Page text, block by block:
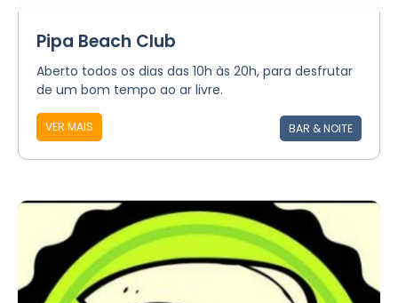
Pipa Beach Club
Aberto todos os dias das 10h às 20h, para desfrutar
de um bom tempo ao ar livre.
VER MAIS BAR & NOITE